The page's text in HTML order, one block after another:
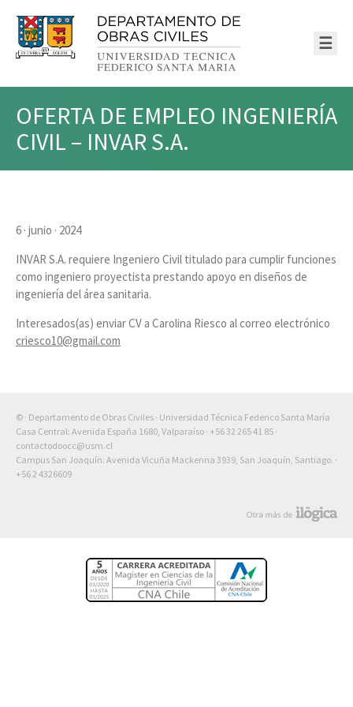
☰
OFERTA DE EMPLEO INGENIERÍA
CIVIL – INVAR S.A.
6 · junio · 2024
INVAR S.A. requiere Ingeniero Civil titulado para cumplir funciones
como ingeniero proyectista prestando apoyo en diseños de
ingeniería del área sanitaria.
Interesados(as) enviar CV a Carolina Riesco al correo electrónico
criesco10@gmail.com
© · Departamento de Obras Civiles · Universidad Técnica Federico Santa María
Casa Central: Avenida España 1680, Valparaíso · +56 32 265 41 85 ·
contactodoocc@usm.cl
Campus San Joaquín: Avenida Vicuña Mackenna 3939, San Joaquín, Santiago. ·
+56 2 4326609